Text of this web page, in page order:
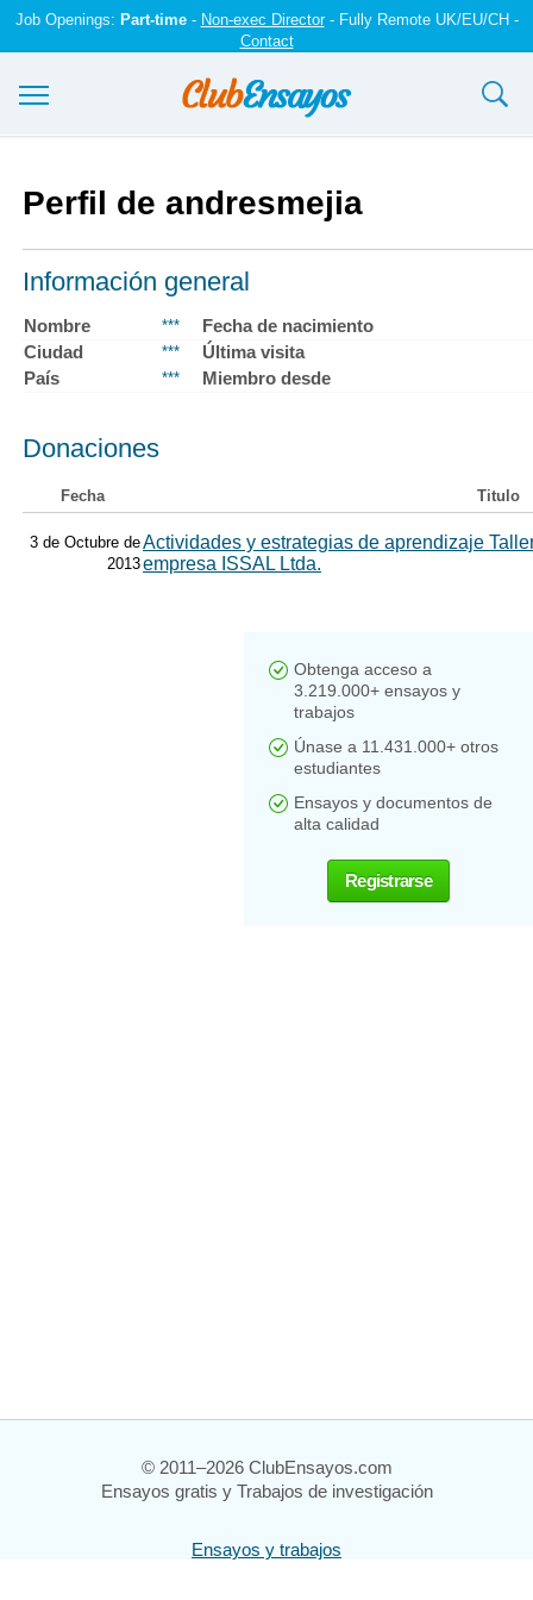
Job Openings: Part-time- Non-exec Director- Fully Remote UK/EU/CH -
Contact
Registrarse
Iniciar sesión
Contáctenos
Perfil de andresmejia
Información general
Nombre ***
Fecha de nacimiento
Ciudad
***
Última visita
País
*** Miembro desde
Donaciones
Fecha Titulo
3 de Octubre de
2013
Actividades y estrategias de aprendizaje
empresa ISSAL Ltda.
Obtenga acceso a
3.219.000+ ensayos y
trabajos
Únase a 11.431.000+ otros
estudiantes
Ensayos y documentos de
alta calidad
Registrarse
© 2011–2026 ClubEnsayos.com
Ensayos gratis y Trabajos de investigación
Ensayos y trabajos